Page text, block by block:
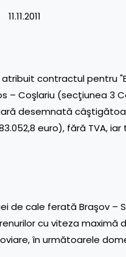
11.11.2011
atribuit contractul pentru
– Coşlariu (secţiunea 3
desemnată
euro), fără TVA,
de cale ferată Braşov –
cu viteza maximă
în următoarele